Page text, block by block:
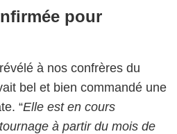
pour
à nos confrères du
bel et bien commandé une
“Elle est en cours
à partir du mois de